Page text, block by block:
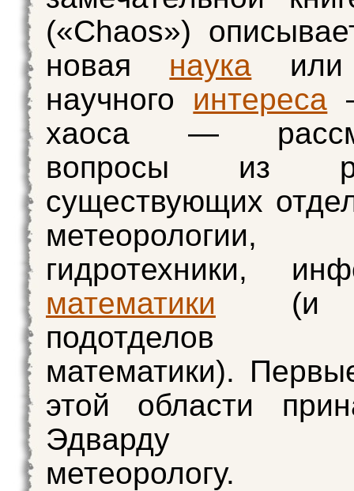
(«Chaos»)
новая наука или
научного интереса
хаоса —
вопросы из
существующих
метеорологии,
гидротехники,
математики (и
подотделов
математики).
этой области
Эдварду
метеорологу.